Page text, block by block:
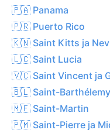
🇵🇦 Panama
🇵🇷 Puerto Rico
🇰🇳 Saint Kitts ja
🇱🇨 Saint Lucia
🇻🇨 Saint Vincent ja
🇧🇱 Saint-Barthélemy
🇲🇫 Saint-Martin
🇵🇲 Saint-Pierre ja